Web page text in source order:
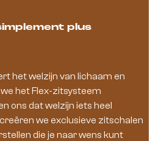
plus
het welzijn van lichaam en
het Flex-zitsysteem
ons dat welzijn iets heel
we exclusieve zitschalen
die je naar wens kunt